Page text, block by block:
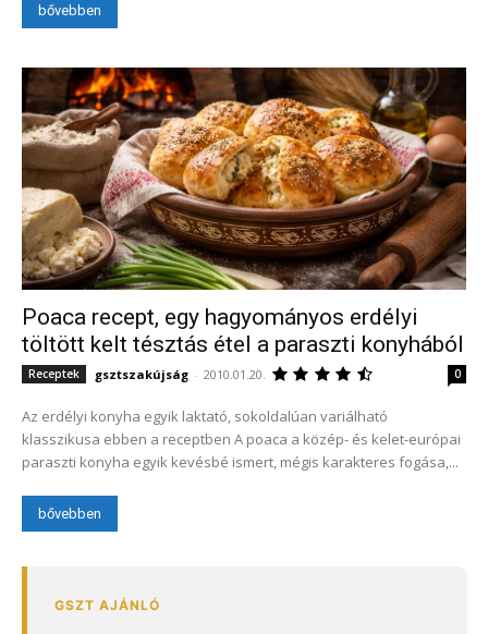
bővebben
Poaca recept, egy hagyományos erdélyi
töltött kelt tésztás étel a paraszti konyhából
Receptek gsztszakújság - 2010.01.20. 0
Az erdélyi konyha egyik laktató, sokoldalúan variálható
klasszikusa ebben a receptben A poaca a közép- és kelet-európai
paraszti konyha egyik kevésbé ismert, mégis karakteres fogása,...
bővebben